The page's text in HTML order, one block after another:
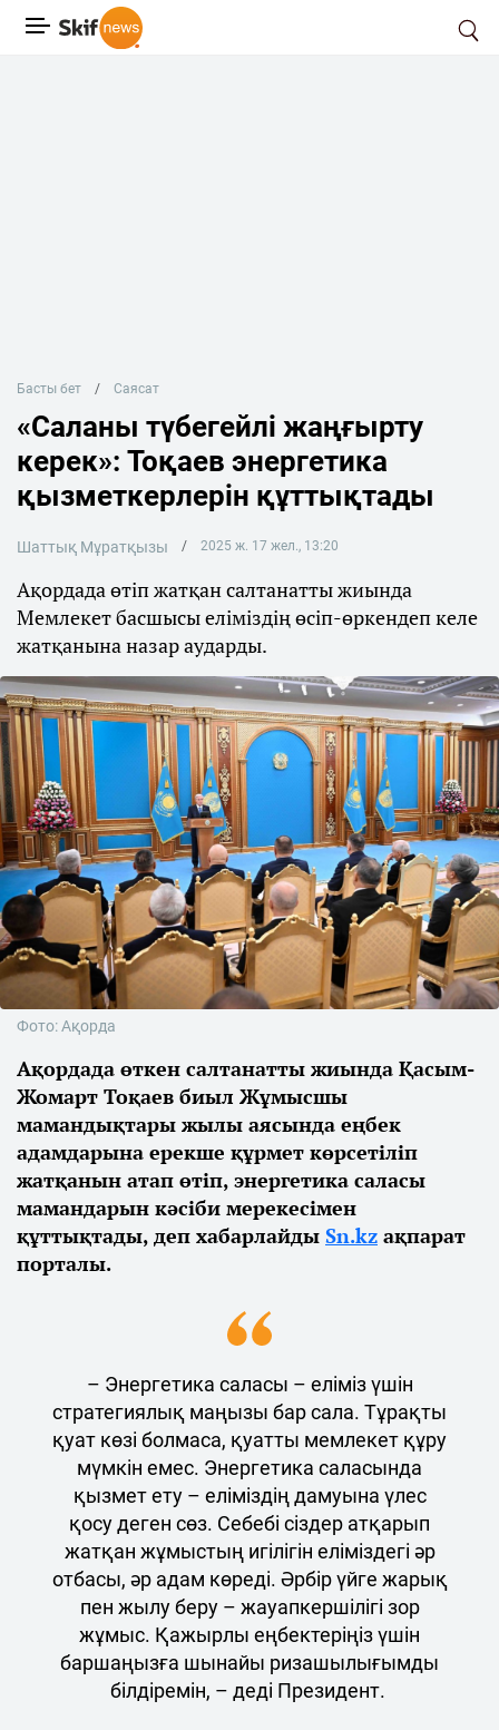
Басты бет Саясат
«Саланы түбегейлі жаңғырту
керек»: Тоқаев энергетика
қызметкерлерін құттықтады
Шаттық Мұратқызы 2025 ж. 17 жел., 13:20
Ақордада өтіп жатқан салтанатты жиында
Мемлекет басшысы еліміздің өсіп-өркендеп келе
жатқанына назар аударды.
Фото: Ақорда
Ақордада өткен салтанатты жиында Қасым-
Жомарт Тоқаев биыл Жұмысшы
мамандықтары жылы аясында еңбек
адамдарына ерекше құрмет көрсетіліп
жатқанын атап өтіп, энергетика саласы
мамандарын кәсіби мерекесімен
құттықтады, деп хабарлайды Sn.kz ақпарат
порталы.
– Энергетика саласы – еліміз үшін
стратегиялық маңызы бар сала. Тұрақты
қуат көзі болмаса, қуатты мемлекет құру
мүмкін емес. Энергетика саласында
қызмет ету – еліміздің дамуына үлес
қосу деген сөз. Себебі сіздер атқарып
жатқан жұмыстың игілігін еліміздегі әр
отбасы, әр адам көреді. Әрбір үйге жарық
пен жылу беру – жауапкершілігі зор
жұмыс. Қажырлы еңбектеріңіз үшін
баршаңызға шынайы ризашылығымды
білдіремін, – деді Президент.